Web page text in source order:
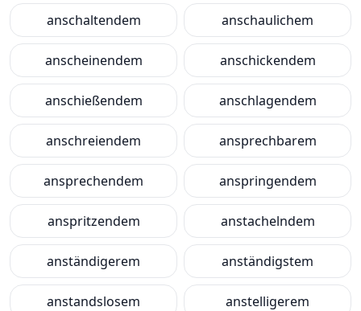
anschaltendem anschaulichem
anscheinendem anschickendem
anschießendem anschlagendem
anschreiendem ansprechbarem
ansprechendem anspringendem
anspritzendem anstachelndem
anständigerem anständigstem
anstandslosem anstelligerem